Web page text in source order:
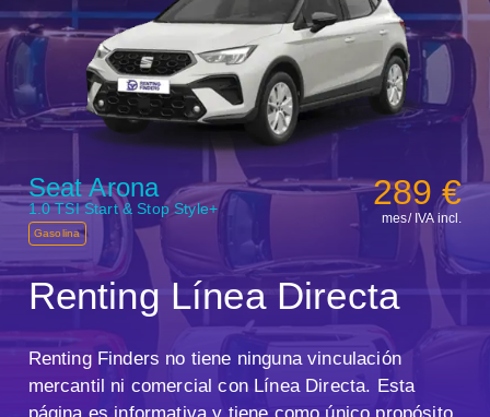
Seat Arona
1.0 TSI Start & Stop Style+
Gasolina
289 €
mes/ IVA incl.
Renting Línea Directa
Renting Finders no tiene ninguna vinculación
mercantil ni comercial con Línea Directa. Esta
página es informativa y tiene como único propósito